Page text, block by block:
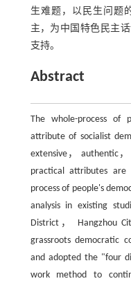
生难题，以民生问题
主，为中国特色民主
支持。
Abstract
The whole-process of
attribute of socialist
extensive， authentic，
practical attributes
process of people's
analysis in existing
District， Hangzhou
grassroots democratic
and adopted the "four
work method to